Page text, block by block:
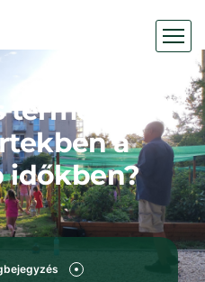
termeszteni
a
időkben?